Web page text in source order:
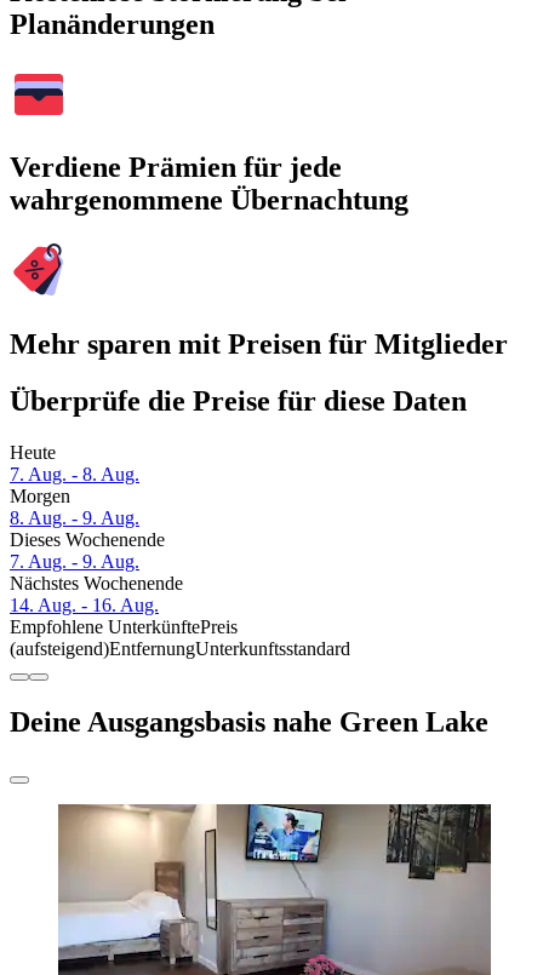
Planänderungen
Verdiene Prämien für jede
wahrgenommene Übernachtung
Mehr sparen mit Preisen für Mitglieder
Überprüfe die Preise für diese Daten
Heute
7. Aug. - 8. Aug.
Morgen
8. Aug. - 9. Aug.
Dieses Wochenende
7. Aug. - 9. Aug.
Nächstes Wochenende
14. Aug. - 16. Aug.
Empfohlene UnterkünftePreis
(aufsteigend)EntfernungUnterkunftsstandard
Deine Ausgangsbasis nahe Green Lake